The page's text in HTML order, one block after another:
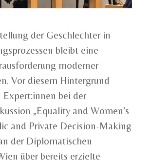
der Geschlechter in
bleibt eine
moderner
Vor diesem Hintergrund
bei der
„Equality and Women’s
and Private Decision-Making
der Diplomatischen
über bereits erzielte